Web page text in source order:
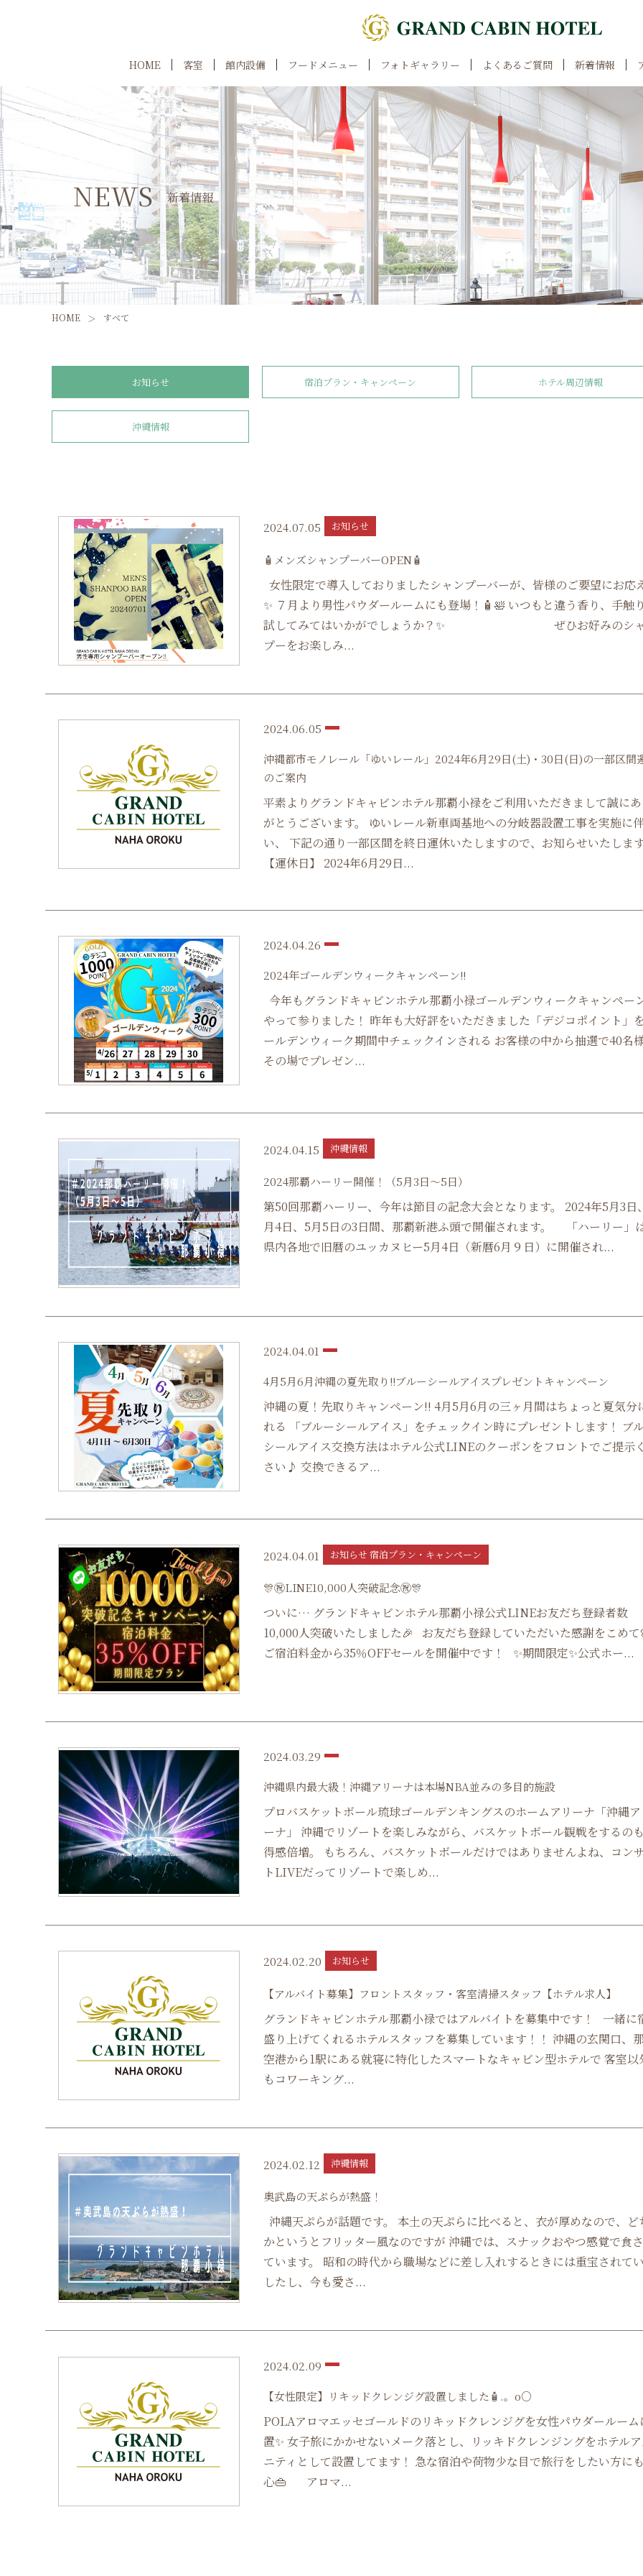
HOME 客室 館内設備 フードメニュー フォトギャラリー よくあるご質問 新着情報
NEWS 新着情報
HOME すべて
お知らせ 宿泊プラン・キャンペーン ホテル周辺情報
沖縄情報
2024.07.05 お知らせ
🧴メンズシャンプーバーOPEN🧴
女性限定で導入しておりましたシャンプーバーが、皆様のご要望にお応
✨ ７月より男性パウダールームにも登場！🧴🛀 いつもと違う香り、手触
試してみてはいかがでしょうか？✨ ぜひお好みのシ
プーをお楽しみ...
2024.06.05
沖縄都市モノレール「ゆいレール」2024年6月29日(土)・30日(日)の一部区間
のご案内
平素よりグランドキャビンホテル那覇小禄をご利用いただきまして誠にあ
がとうございます。 ゆいレール新車両基地への分岐器設置工事を実施に
い、 下記の通り一部区間を終日運休いたしますので、お知らせいたします
【運休日】 2024年6月29日...
2024.04.26
2024年ゴールデンウィークキャンペーン!!
今年もグランドキャビンホテル那覇小禄ゴールデンウィークキャンペー
やって参りました！ 昨年も大好評をいただきました「デジコポイント」
ールデンウィーク期間中チェックインされる お客様の中から抽選で40名
その場でプレゼン...
2024.04.15 沖縄情報
2024那覇ハーリー開催！（5月3日～5日）
第50回那覇ハーリー、今年は節目の記念大会となります。 2024年5月3日
月4日、5月5日の3日間、那覇新港ふ頭で開催されます。 「ハーリー」は
県内各地で旧暦のユッカヌヒー5月4日（新暦6月９日）に開催され...
2024.04.01
4月5月6月沖縄の夏先取り!!ブルーシールアイスプレゼントキャンペーン
沖縄の夏！先取りキャンペーン!! 4月5月6月の三ヶ月間はちょっと夏気分
れる 「ブルーシールアイス」をチェックイン時にプレゼントします！ ブ
シールアイス交換方法はホテル公式LINEのクーポンをフロントでご提示
さい♪ 交換できるア...
2024.04.01 お知らせ 宿泊プラン・キャンペーン
🎊㊗LINE10,000人突破記念㊗🎊
ついに… グランドキャビンホテル那覇小禄公式LINEお友だち登録者数
10,000人突破いたしました🎉 お友だち登録していただいた感謝をこめて
ご宿泊料金から35％OFFセールを開催中です！ ✨期間限定✨公式ホー...
2024.03.29
沖縄県内最大級！沖縄アリーナは本場NBA並みの多目的施設
プロバスケットボール琉球ゴールデンキングスのホームアリーナ「沖縄ア
ーナ」 沖縄でリゾートを楽しみながら、バスケットボール観戦をするの
得感倍増。 もちろん、バスケットボールだけではありませんよね、コン
トLIVEだってリゾートで楽しめ...
2024.02.20 お知らせ
【アルバイト募集】フロントスタッフ・客室清掃スタッフ【ホテル求人】
グランドキャビンホテル那覇小禄ではアルバイトを募集中です！ 一緒に
盛り上げてくれるホテルスタッフを募集しています！！ 沖縄の玄関口、
空港から1駅にある就寝に特化したスマートなキャビン型ホテルで 客室以
もコワーキング...
2024.02.12 沖縄情報
奥武島の天ぷらが熱盛！
沖縄天ぷらが話題です。 本土の天ぷらに比べると、衣が厚めなので、ど
かというとフリッター風なのですが 沖縄では、スナックおやつ感覚で食
ています。 昭和の時代から職場などに差し入れするときには重宝されて
したし、今も愛さ...
2024.02.09
【女性限定】リキッドクレンジグ設置しました🧴.。o○
POLAアロマエッセゴールドのリキッドクレンジグを女性パウダールーム
置✨ 女子旅にかかせないメーク落とし、リッキドクレンジングをホテルア
ニティとして設置してます！ 急な宿泊や荷物少な目で旅行をしたい方に
心👜 アロマ...